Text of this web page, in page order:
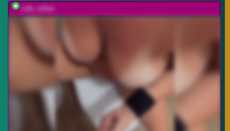
Life_isSex